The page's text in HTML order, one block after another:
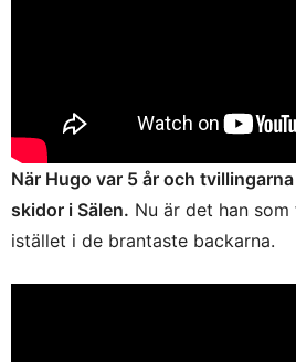
När Hugo var 5 år och
skidor i Sälen. Nu är det han
istället i de brantaste backarna.